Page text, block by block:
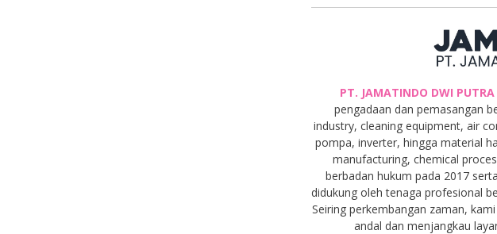
PT. JAMATINDO DWI PUTRA
pengadaan dan pemasangan
industry, cleaning equipment, air
pompa, inverter, hingga material
manufacturing, chemical
berbadan hukum pada 2017
didukung oleh tenaga profesional
Seiring perkembangan zaman,
andal dan menjangkau